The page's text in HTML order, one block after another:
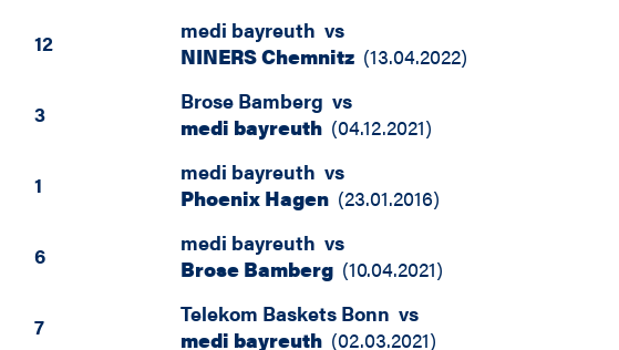
12 medi bayreuth vs
NINERS Chemnitz (13.04.2022)
3 Brose Bamberg vs
medi bayreuth (04.12.2021)
1 medi bayreuth vs
Phoenix Hagen (23.01.2016)
6 medi bayreuth vs
Brose Bamberg (10.04.2021)
7 Telekom Baskets Bonn vs
medi bayreuth (02.03.2021)